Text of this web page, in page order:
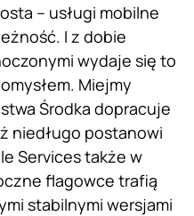
– usługi mobilne
I z dobie
wydaje się to
Miejmy
Środka dopracuje
niedługo postanowi
Services także w
flagowce trafią
stabilnymi wersjami